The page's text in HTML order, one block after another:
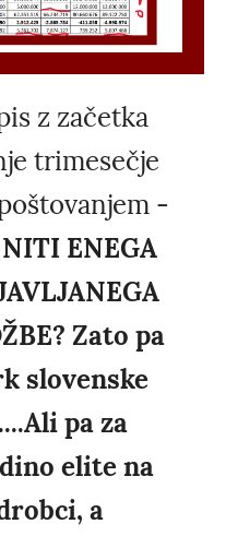
z začetka
trimesečje
-
ENEGA
Zato pa
slovenske
pa za
elite na
a